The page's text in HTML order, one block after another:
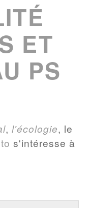
ET
PS
, l'écologie, le
s'intéresse à